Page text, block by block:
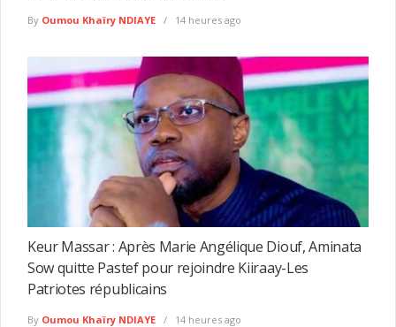
By Oumou Khaïry NDIAYE 14 heures ago
Keur Massar : Après Marie Angélique Diouf, Aminata
Sow quitte Pastef pour rejoindre Kiiraay-Les
Patriotes républicains
By Oumou Khaïry NDIAYE 14 heures ago